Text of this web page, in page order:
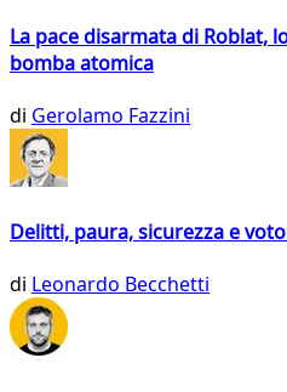
La pace disarmata di Roblat,
bomba atomica
di Gerolamo Fazzini
Delitti, paura, sicurezza e
di Leonardo Becchetti